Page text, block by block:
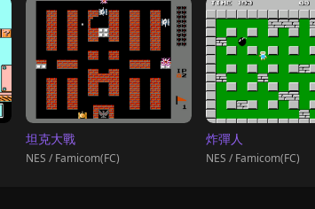
坦克大戰
NES / Famicom(FC)
炸彈人
NES / Famicom(FC)